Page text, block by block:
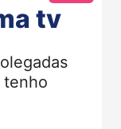
tv
tenho